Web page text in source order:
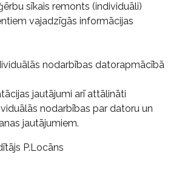
sīkais remonts (individuāli)
vajadzīgās informācijas
nodarbības datorapmācībā
jautājumi arī attālināti
nodarbības par datoru un
jautājumiem.
P.Locāns